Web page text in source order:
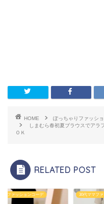
HOME ぽっちゃりファッシ
しまむら春初夏ブラウスでアラ
ＯＫ
RELATED POST
マファッションコーデ 30代ママフ